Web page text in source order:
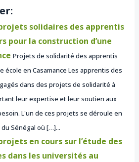
solidaires des apprentis
pour la construction d’une
Projets de solidarité des apprentis
école en Casamance Les apprentis des
dans des projets de solidarité à
leur expertise et leur soutien aux
L'un de ces projets se déroule en
Sénégal où […]...
en cours sur l’étude des
dans les universités au